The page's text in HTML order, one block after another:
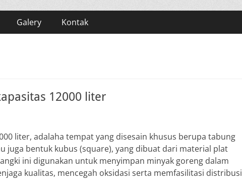
Galery Kontak
12000 liter
liter, adalaha tempat yang disesain khusus berupa tabung
juga bentuk kubus (square), yang dibuat dari material plat
ini digunakan untuk menyimpan minyak goreng dalam
kualitas, mencegah oksidasi serta memfasilitasi distribusi